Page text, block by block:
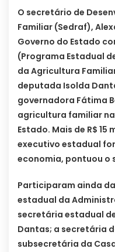
O secretário de
Familiar (Sedraf),
Governo do Estado
(Programa Estadual
da Agricultura
deputada Isolda
governadora Fátima
agricultura familiar
Estado. Mais de R$
executivo estadual
economia, pontuou o
Participaram ainda
estadual da
secretária estadual
Dantas; a secretária
subsecretária da